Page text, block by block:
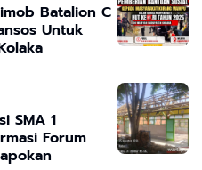
Batalion C
Untuk
SMA 1
Forum